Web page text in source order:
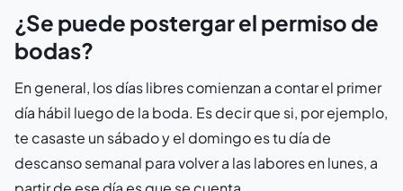
¿Se puede postergar el permiso de
bodas?
En general, los días libres comienzan a contar el primer
día hábil luego de la boda. Es decir que si, por ejemplo,
te casaste un sábado y el domingo es tu día de
descanso semanal para volver a las labores en lunes, a